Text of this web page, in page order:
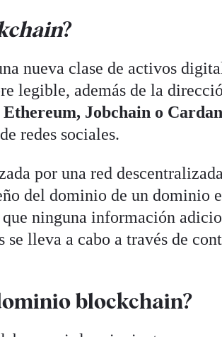
?
nueva clase de activos
legible, además de la
Jobchain o
redes sociales.
por una red descentralizada
del dominio de un dominio
ninguna información
lleva a cabo a través de
blockchain?